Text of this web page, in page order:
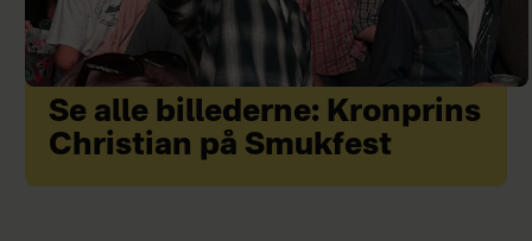
Se alle billederne: Kronprins
Christian på Smukfest